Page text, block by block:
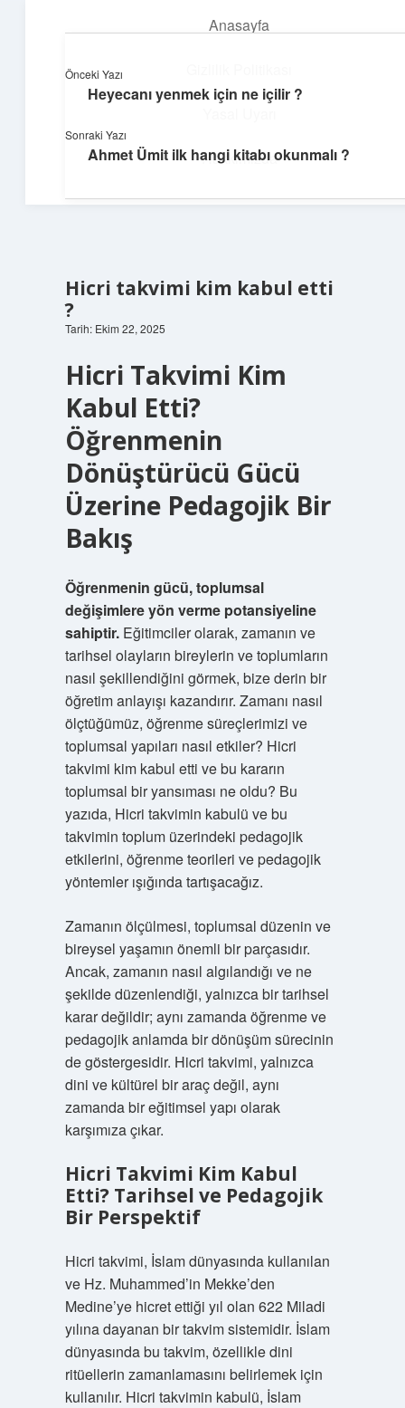
Anasayfa
Hakkımızda
Pratik Çözüm Rehberi
Hayatını kolaylaştıran zekice fikirler!
Hicri takvimi kim kabul etti
?
Tarih: Ekim 22, 2025
Hicri Takvimi Kim
Kabul Etti?
Öğrenmenin
Dönüştürücü Gücü
Üzerine Pedagojik Bir
Bakış
Öğrenmenin gücü, toplumsal
değişimlere yön verme potansiyeline
sahiptir.Eğitimciler olarak, zamanın ve
tarihsel olayların bireylerin ve toplumların
nasıl şekillendiğini görmek, bize derin bir
öğretim anlayışı kazandırır. Zamanı nasıl
ölçtüğümüz, öğrenme süreçlerimizi ve
toplumsal yapıları nasıl etkiler? Hicri
takvimi kim kabul etti ve bu kararın
toplumsal bir yansıması ne oldu? Bu
yazıda, Hicri takvimin kabulü ve bu
takvimin toplum üzerindeki pedagojik
etkilerini, öğrenme teorileri ve pedagojik
yöntemler ışığında tartışacağız.
Zamanın ölçülmesi, toplumsal düzenin ve
bireysel yaşamın önemli bir parçasıdır.
Ancak, zamanın nasıl algılandığı ve ne
şekilde düzenlendiği, yalnızca bir tarihsel
karar değildir; aynı zamanda öğrenme ve
pedagojik anlamda bir dönüşüm sürecinin
de göstergesidir. Hicri takvimi, yalnızca
dini ve kültürel bir araç değil, aynı
zamanda bir eğitimsel yapı olarak
karşımıza çıkar.
Hicri Takvimi Kim Kabul
Etti? Tarihsel ve Pedagojik
Bir Perspektif
Hicri takvimi, İslam dünyasında kullanılan
ve Hz. Muhammed’in Mekke’den
Medine’ye hicret ettiği yıl olan 622 Miladi
yılına dayanan bir takvim sistemidir. İslam
dünyasında bu takvim, özellikle dini
ritüellerin zamanlamasını belirlemek için
kullanılır. Hicri takvimin kabulü, İslam
Önceki Yazı
Heyecanı yenmek için ne içilir ?
Sonraki Yazı
Ahmet Ümit ilk hangi kitabı okunmalı ?